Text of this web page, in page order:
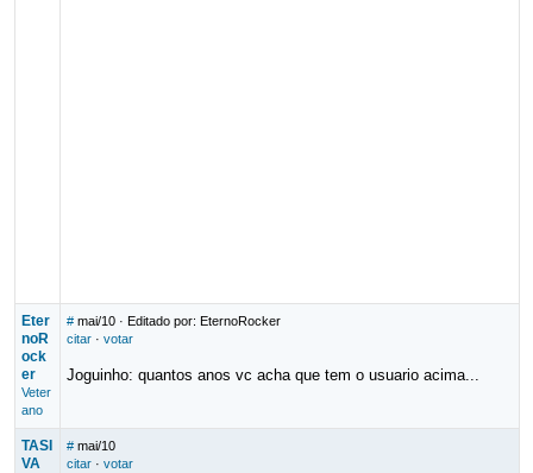
Eter
noR
ock
er
Veter
ano
# mai/10· Editado por: EternoRocker
citar· votar
Joguinho: quantos anos vc acha que tem o usuario acima...
TASI
VA
# mai/10
citar· votar